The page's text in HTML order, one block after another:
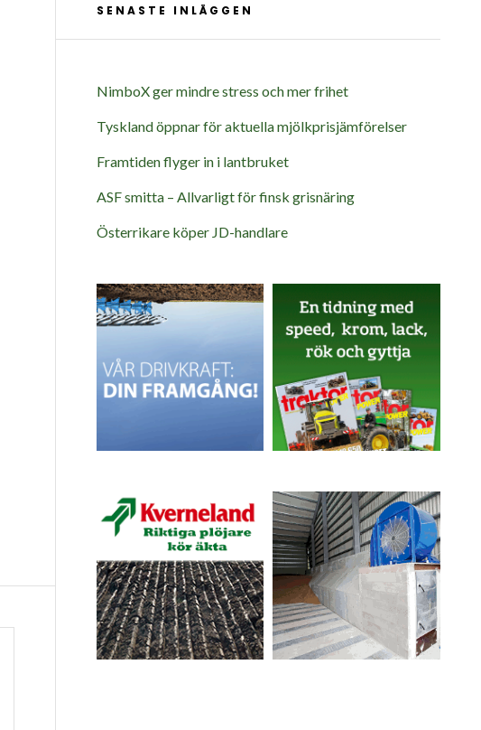
SENASTE INLÄGGEN
NimboX ger mindre stress och mer frihet
Tyskland öppnar för aktuella mjölkprisjämförelser
Framtiden flyger in i lantbruket
ASF smitta – Allvarligt för finsk grisnäring
Österrikare köper JD-handlare